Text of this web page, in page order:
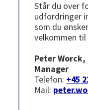
Står du over
udfordringer
som du
velkommen
Peter
Manager
Telefon: +45
Mail: